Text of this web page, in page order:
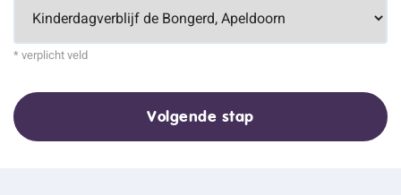
* verplicht veld
Volgende stap